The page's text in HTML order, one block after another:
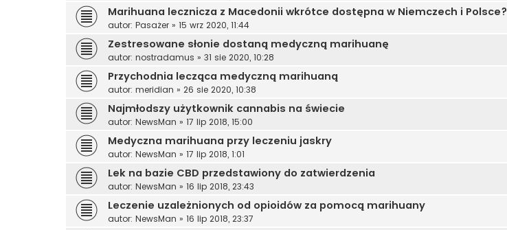
Marihuana lecznicza z Macedonii wkrótce dostępna w Niemczech i Polsce?
autor: Pasażer » 15 wrz 2020, 11:44
Zestresowane słonie dostaną medyczną marihuanę
autor: nostradamus » 31 sie 2020, 10:28
Przychodnia lecząca medyczną marihuaną
autor: meridian » 26 sie 2020, 10:38
Najmłodszy użytkownik cannabis na świecie
autor: NewsMan » 17 lip 2018, 15:00
Medyczna marihuana przy leczeniu jaskry
autor: NewsMan » 17 lip 2018, 1:01
Lek na bazie CBD przedstawiony do zatwierdzenia
autor: NewsMan » 16 lip 2018, 23:43
Leczenie uzależnionych od opioidów za pomocą marihuany
autor: NewsMan » 16 lip 2018, 23:37